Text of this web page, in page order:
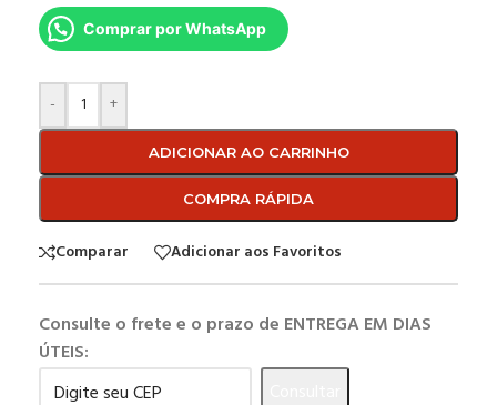
Comprar por WhatsApp
- +
ADICIONAR AO CARRINHO
COMPRA RÁPIDA
Comparar Adicionar aos Favoritos
Consulte o frete e o prazo de ENTREGA EM DIAS
ÚTEIS: